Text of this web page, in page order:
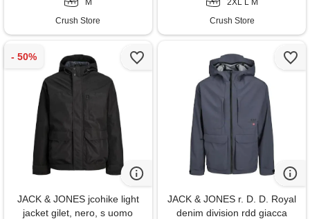
M
Crush Store
2XL L M
Crush Store
JACK & JONES jcohike light
jacket gilet, nero, s uomo
JACK & JONES r. D. D. Royal
denim division rdd giacca